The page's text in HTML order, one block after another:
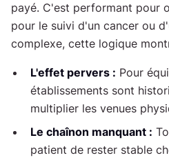
payé. C'est performant pour
pour le suivi d'un cancer ou
complexe, cette logique
L'effet pervers : Pour
établissements sont
multiplier les venues
Le chaînon manquant :
patient de rester stable